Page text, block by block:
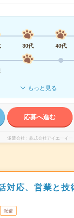
30代 40代
もっと見る
応募へ進む
派遣会社 株式会社アイエーイー
対応、営業と技
派遣